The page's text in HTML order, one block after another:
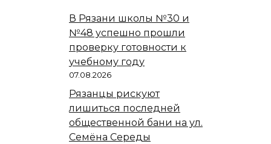
В Рязани школы №30 и
№48 успешно прошли
проверку готовности к
учебному году
07.08.2026
Рязанцы рискуют
лишиться последней
общественной бани на ул.
Семёна Середы